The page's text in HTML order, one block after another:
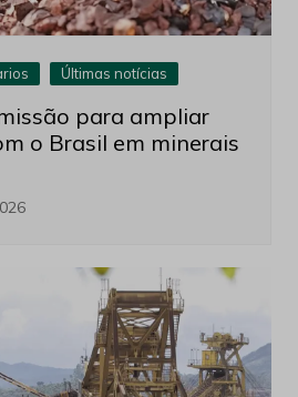
Últimas notícias
para ampliar
o Brasil em minerais